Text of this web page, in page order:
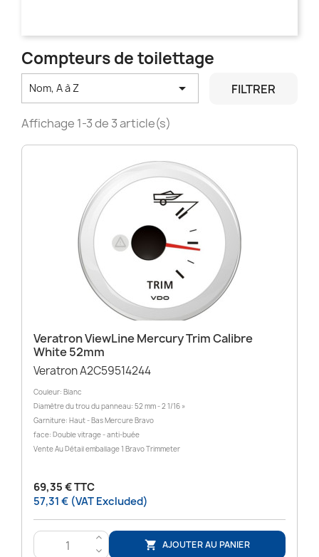
Compteurs de toilettage
Nom, A à Z  FILTRER
Affichage 1-3 de 3 article(s)
Veratron ViewLine Mercury Trim Calibre
White 52mm
Veratron A2C59514244
Couleur: Blanc
Diamètre du trou du panneau: 52 mm - 2 1/16 »
Garniture: Haut - Bas Mercure Bravo
face: Double vitrage - anti-buée
Vente Au Détail emballage 1 Bravo Trimmeter
69,35 € TTC
57,31 € (VAT Excluded)
>
<
 AJOUTER AU PANIER